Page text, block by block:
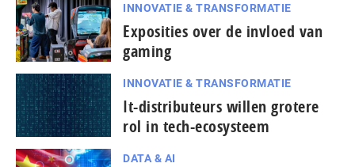
INNOVATIE & TRANSFORMATIE
Exposities over de invloed van
gaming
INNOVATIE & TRANSFORMATIE
It-dis­tri­bu­teurs willen grotere
rol in tech-ecosysteem
DATA & AI